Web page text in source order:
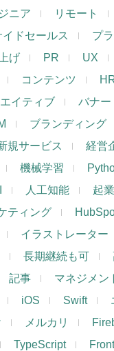
ニア リモート
イドセールス プ
げ PR UX
コンテンツ
イティブ バナー
ブランディング
規サービス 経営
機械学習
人工知能 起業
ティング
イラストレーター
長期継続も可
記事 マネジメン
iOS Swift
メルカリ
TypeScript